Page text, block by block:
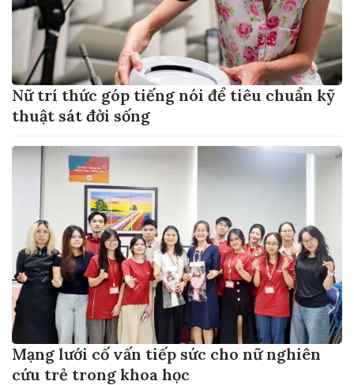
Nữ trí thức góp tiếng nói để tiêu chuẩn kỹ
thuật sát đời sống
Mạng lưới cố vấn tiếp sức cho nữ nghiên
cứu trẻ trong khoa học